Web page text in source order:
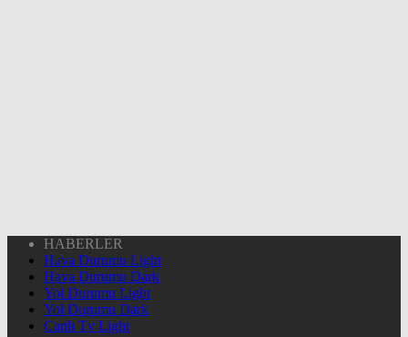
HABERLER
Hava Durumu Light
Hava Durumu Dark
Yol Durumu Light
Yol Durumu Dark
Canlı Tv Light